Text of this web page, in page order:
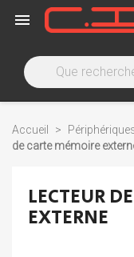

Accueil
de carte mémoire
LECTEUR
EXTERNE